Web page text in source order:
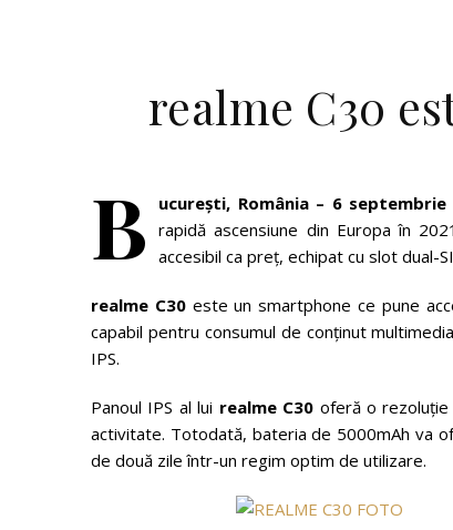
realme C30
B ucurești, România – 6 septembrie
rapidă ascensiune din Europa în
accesibil ca preţ, echipat cu slot dual-
realme C30este un smartphone ce pune
capabil pentru consumul de conținut
IPS.
Panoul IPS al lui realme C30 oferă o
activitate. Totodată, bateria de 5000mAh va
de două zile într-un regim optim de utilizare.